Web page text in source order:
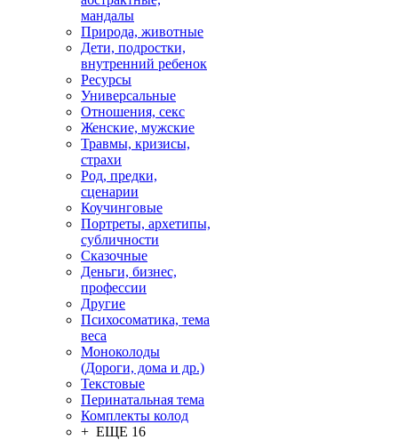
мандалы
Природа, животные
Дети, подростки,
внутренний ребенок
Ресурсы
Универсальные
Отношения, секс
Женские, мужские
Травмы, кризисы,
страхи
Род, предки,
сценарии
Коучинговые
Портреты, архетипы,
субличности
Сказочные
Деньги, бизнес,
профессии
Другие
Психосоматика, тема
веса
Моноколоды
(Дороги, дома и др.)
Текстовые
Перинатальная тема
Комплекты колод
+ ЕЩЕ 16